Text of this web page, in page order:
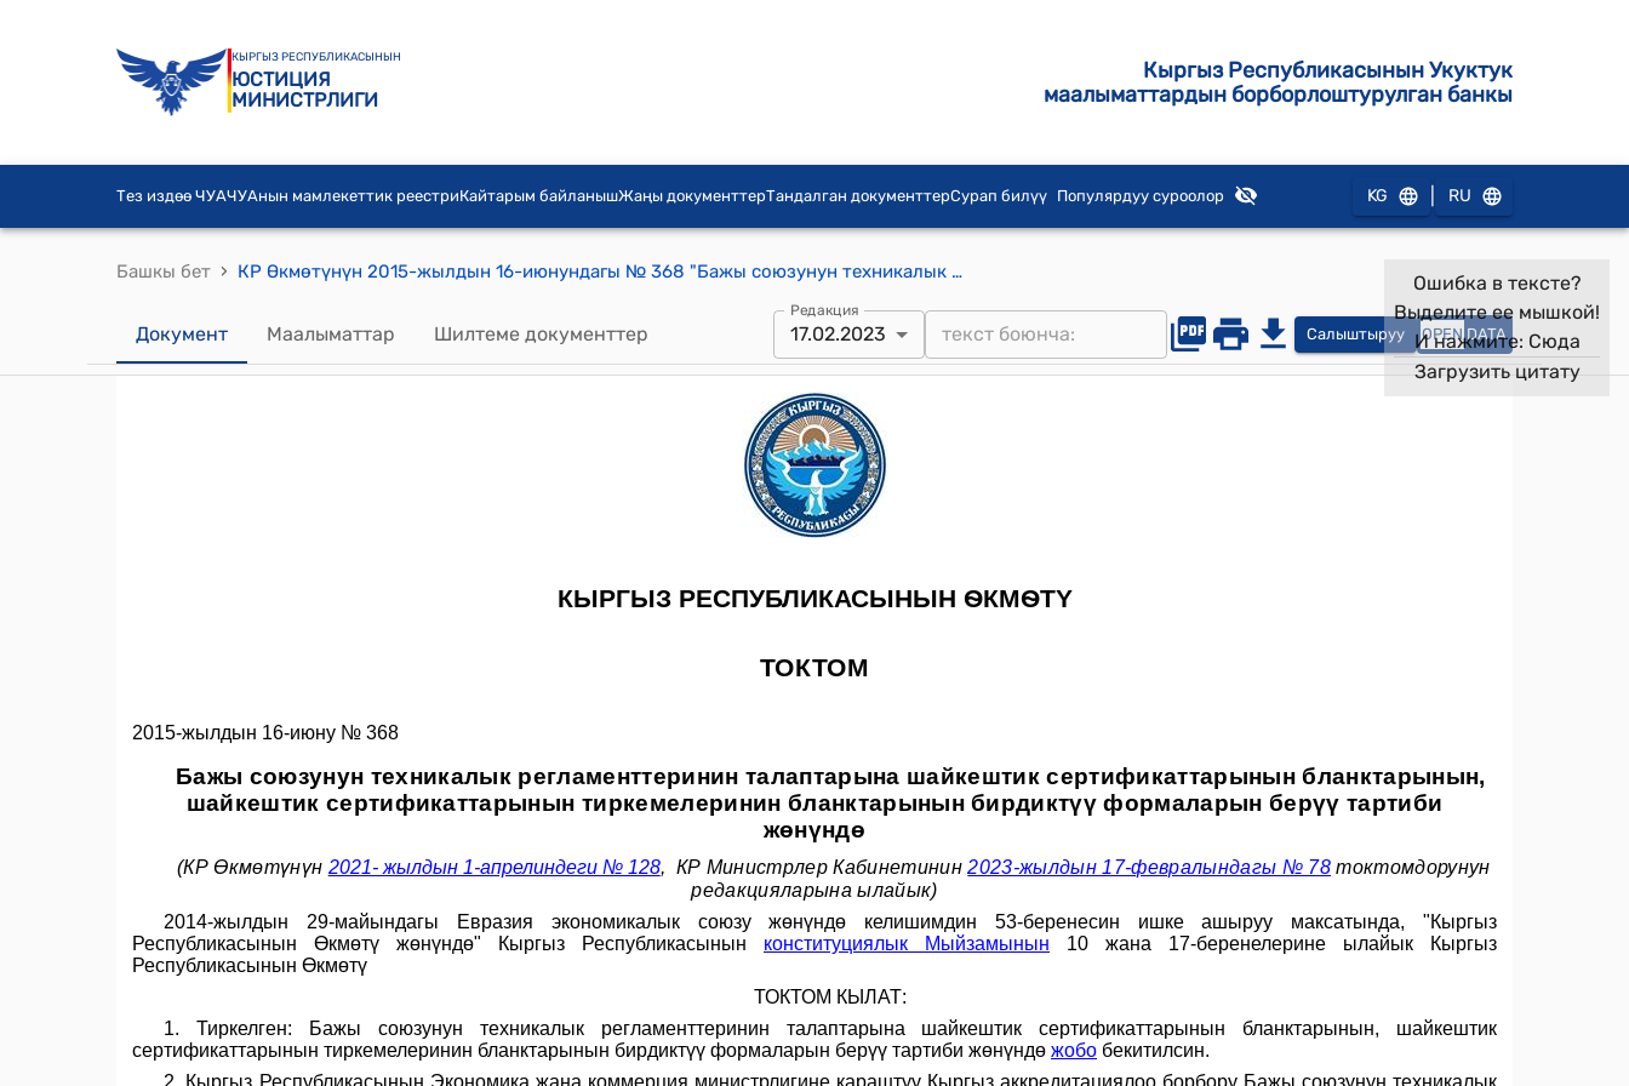
КЫРГЫЗ РЕСПУБЛИКАСЫНЫН
ЮСТИЦИЯ
МИНИСТРЛИГИ
Кыргыз Республикасынын Укуктук
маалыматтардын борборлоштурулган банкы
Тез издөө ЧУАЧУАнын мамлекеттик реестриКайтарым байланышЖаңы документтерТандалган документтерСурап билүү Популярдуу суроолор KG RU
Башкы бет › КР Өкмөтүнүн 2015-жылдын 16-июнундагы № 368 "Бажы союзунун техникалык регламенттеринин талаптарына шайкештик сертификаттарынын бланктарынын, шайкештик сертификаттарынын тиркемелеринин бланктарынын бирдиктүү формаларын берүү тартиби жөнүндө" токтому
Документ Маалыматтар Шилтеме документтер
Редакция
17.02.2023 Салыштыруу OPEN DATA
Ошибка в тексте?
Выделите ее мышкой!
И нажмите: Сюда
Загрузить цитату